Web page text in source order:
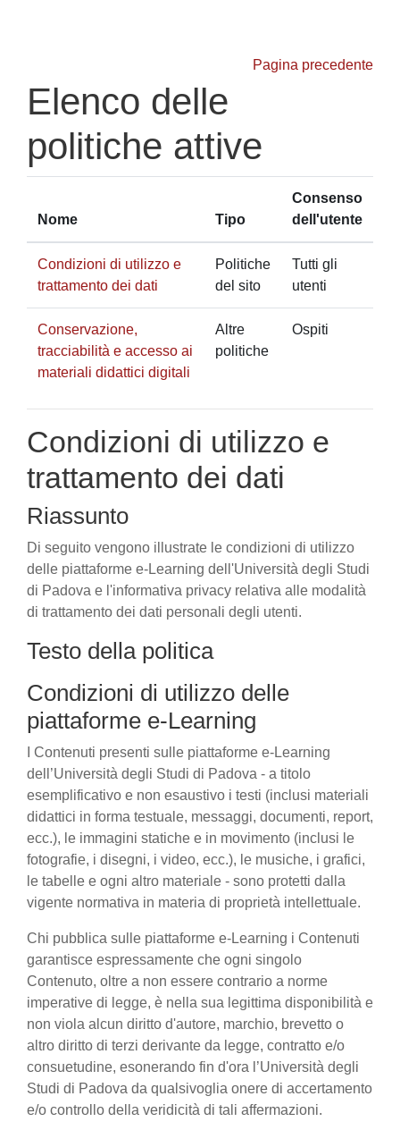
Pagina precedente
Elenco delle
politiche attive
Nome Tipo
Consenso
dell'utente
Condizioni di utilizzo e
trattamento dei dati
Politiche
del sito
Tutti gli
utenti
Conservazione,
tracciabilità e accesso ai
materiali didattici digitali
Altre
politiche
Ospiti
Condizioni di utilizzo e
trattamento dei dati
Riassunto
Di seguito vengono illustrate le condizioni di utilizzo
delle piattaforme e-Learning dell'Università degli Studi
di Padova e l'informativa privacy relativa alle modalità
di trattamento dei dati personali degli utenti.
Testo della politica
Condizioni di utilizzo delle
piattaforme e-Learning
I Contenuti presenti sulle piattaforme e-Learning
dell’Università degli Studi di Padova - a titolo
esemplificativo e non esaustivo i testi (inclusi materiali
didattici in forma testuale, messaggi, documenti, report,
ecc.), le immagini statiche e in movimento (inclusi le
fotografie, i disegni, i video, ecc.), le musiche, i grafici,
le tabelle e ogni altro materiale - sono protetti dalla
vigente normativa in materia di proprietà intellettuale.
Chi pubblica sulle piattaforme e-Learning i Contenuti
garantisce espressamente che ogni singolo
Contenuto, oltre a non essere contrario a norme
imperative di legge, è nella sua legittima disponibilità e
non viola alcun diritto d'autore, marchio, brevetto o
altro diritto di terzi derivante da legge, contratto e/o
consuetudine, esonerando fin d'ora l’Università degli
Studi di Padova da qualsivoglia onere di accertamento
e/o controllo della veridicità di tali affermazioni.